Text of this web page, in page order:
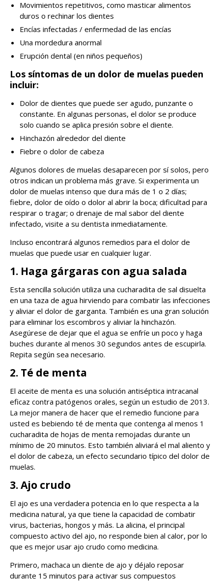
Movimientos repetitivos, como masticar alimentos
duros o rechinar los dientes
Encías infectadas / enfermedad de las encías
Una mordedura anormal
Erupción dental (en niños pequeños)
Los síntomas de un dolor de muelas pueden
incluir:
Dolor de dientes que puede ser agudo, punzante o
constante. En algunas personas, el dolor se produce
solo cuando se aplica presión sobre el diente.
Hinchazón alrededor del diente
Fiebre o dolor de cabeza
Algunos dolores de muelas desaparecen por sí solos, pero
otros indican un problema más grave. Si experimenta un
dolor de muelas intenso que dura más de 1 o 2 días;
fiebre, dolor de oído o dolor al abrir la boca; dificultad para
respirar o tragar; o drenaje de mal sabor del diente
infectado, visite a su dentista inmediatamente.
Incluso encontrará algunos remedios para el dolor de
muelas que puede usar en cualquier lugar.
1. Haga gárgaras con agua salada
Esta sencilla solución utiliza una cucharadita de sal disuelta
en una taza de agua hirviendo para combatir las infecciones
y aliviar el dolor de garganta. También es una gran solución
para eliminar los escombros y aliviar la hinchazón.
Asegúrese de dejar que el agua se enfríe un poco y haga
buches durante al menos 30 segundos antes de escupirla.
Repita según sea necesario.
2. Té de menta
El aceite de menta es una solución antiséptica intracanal
eficaz contra patógenos orales, según un estudio de 2013.
La mejor manera de hacer que el remedio funcione para
usted es bebiendo té de menta que contenga al menos 1
cucharadita de hojas de menta remojadas durante un
mínimo de 20 minutos. Esto también aliviará el mal aliento y
el dolor de cabeza, un efecto secundario típico del dolor de
muelas.
3. Ajo crudo
El ajo es una verdadera potencia en lo que respecta a la
medicina natural, ya que tiene la capacidad de combatir
virus, bacterias, hongos y más. La alicina, el principal
compuesto activo del ajo, no responde bien al calor, por lo
que es mejor usar ajo crudo como medicina.
Primero, machaca un diente de ajo y déjalo reposar
durante 15 minutos para activar sus compuestos